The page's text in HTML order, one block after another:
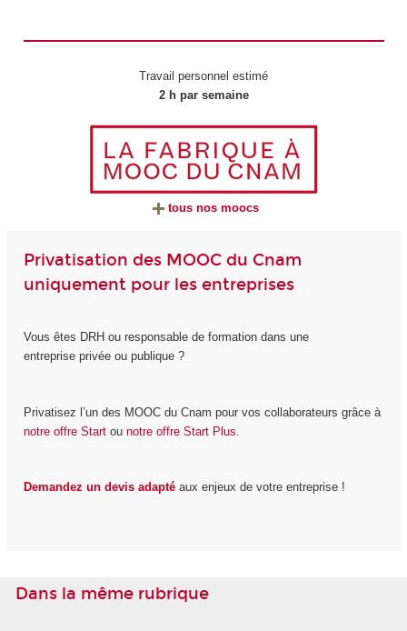
Travail personnel estimé
2 h par semaine
tous nos moocs
Privatisation des MOOC du Cnam
uniquement pour les entreprises
Vous êtes DRH ou responsable de formation dans une
entreprise privée ou publique ?
Privatisez l’un des MOOC du Cnam pour vos collaborateurs grâce à
notre offre Startou notre offre Start Plus.
Demandez un devis adaptéaux enjeux de votre entreprise !
Dans la même rubrique